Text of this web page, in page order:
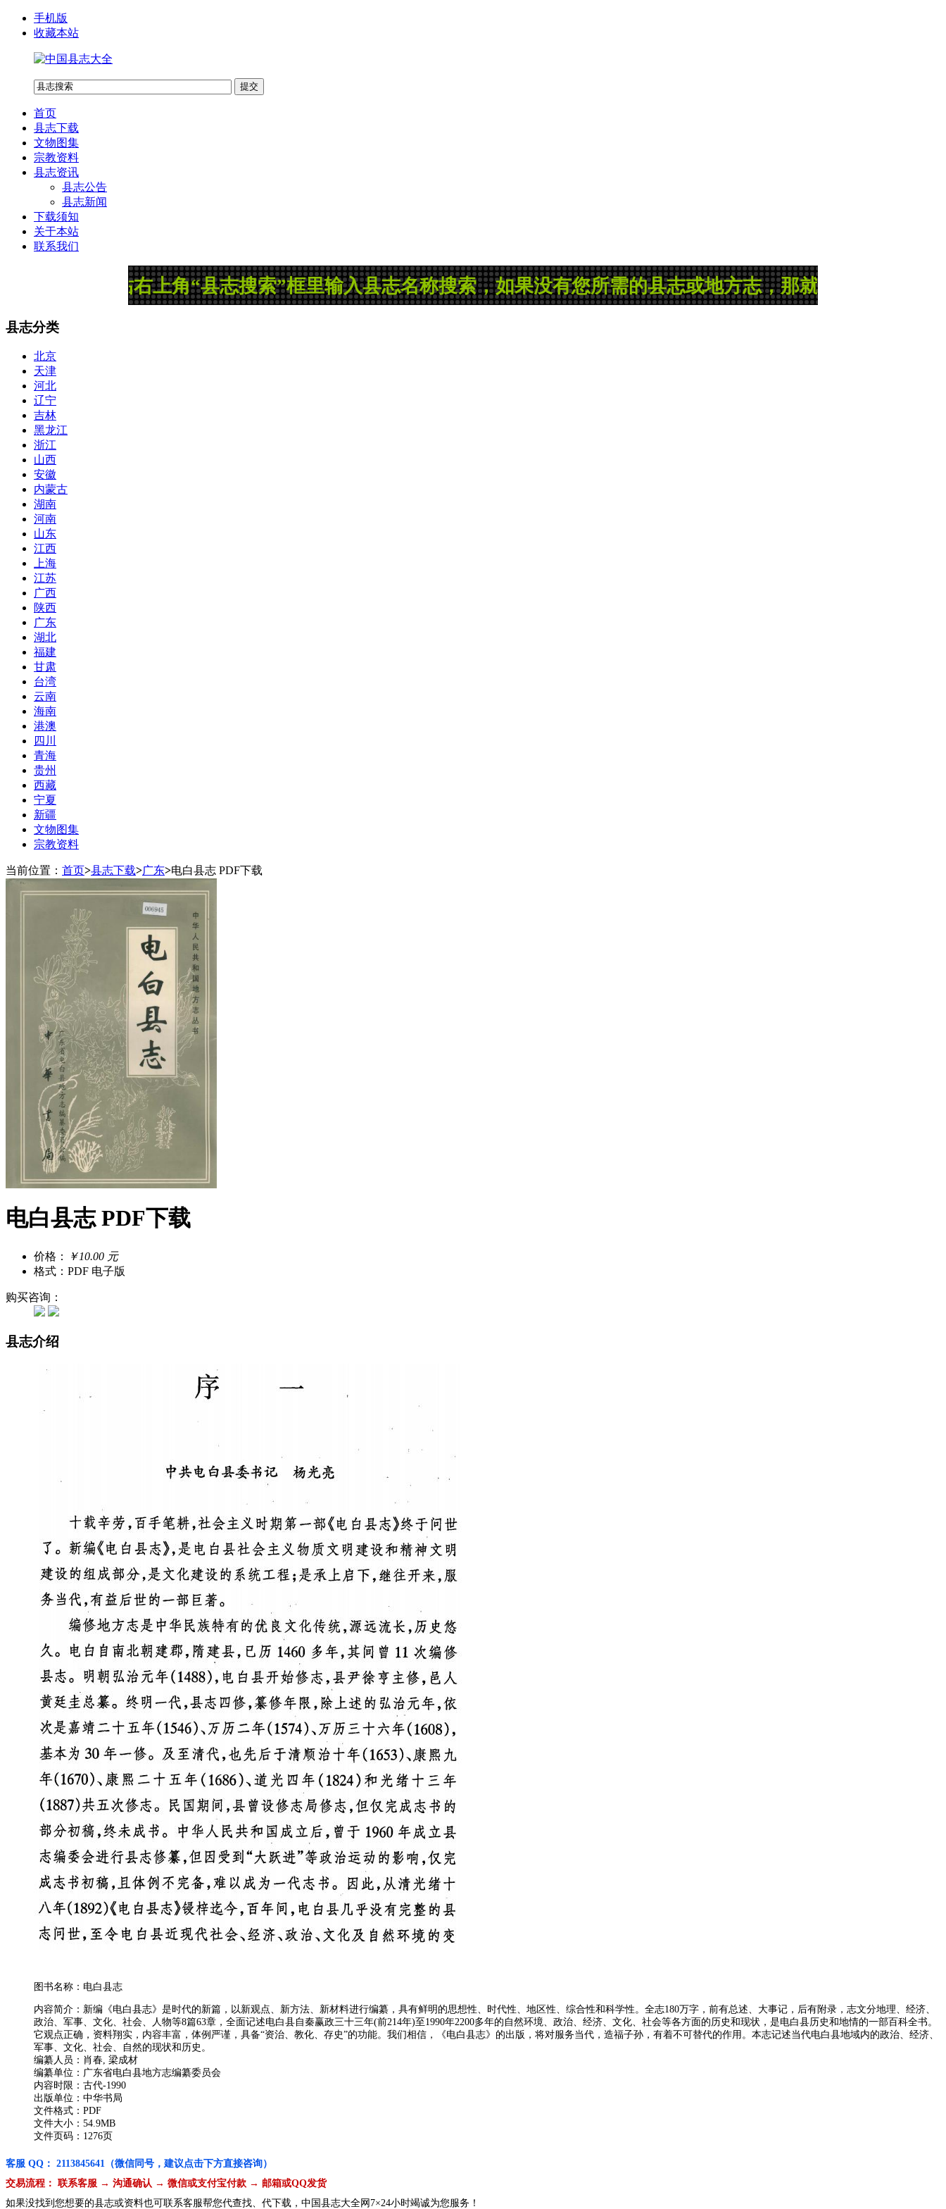
手机版
收藏本站
首页
县志下载
文物图集
宗教资料
县志资讯
县志公告
县志新闻
下载须知
关于本站
联系我们
以在网站右上角“县志搜索”框里输入县志名称搜索，如果没有您所需的县志或地方志，那就是管理员正在忙碌
县志分类
北京
天津
河北
辽宁
吉林
黑龙江
浙江
山西
安徽
内蒙古
湖南
河南
山东
江西
上海
江苏
广西
陕西
广东
湖北
福建
甘肃
台湾
云南
海南
港澳
四川
青海
贵州
西藏
宁夏
新疆
文物图集
宗教资料
当前位置： 首页>县志下载>广东>电白县志 PDF下载
电白县志 PDF下载
价格：
￥10.00 元
格式：PDF 电子版
购买咨询：
县志介绍
图书名称：电白县志
内容简介：新编《电白县志》是时代的新篇，以新观点、新方法、新材料进行编纂，具有鲜明的思想性、时代性、地区性、综合性和科学性。全志180万字，前有总述、大事记，后有附录，志文分地理、经济、
政治、军事、文化、社会、人物等8篇63章，全面记述电白县自秦赢政三十三年(前214年)至1990年2200多年的自然环境、政治、经济、文化、社会等各方面的历史和现状，是电白县历史和地情的一部百科全书。
它观点正确，资料翔实，内容丰富，体例严谨，具备“资治、教化、存史”的功能。我们相信，《电白县志》的出版，将对服务当代，造福子孙，有着不可替代的作用。本志记述当代电白县地域内的政治、经济、
军事、文化、社会、自然的现状和历史。
编纂人员：肖春, 梁成材
编纂单位：广东省电白县地方志编纂委员会
内容时限：古代-1990
出版单位：中华书局
文件格式：PDF
文件大小：54.9MB
文件页码：1276页
客服 QQ： 2113845641（微信同号，建议点击下方直接咨询）
交易流程： 联系客服 → 沟通确认 → 微信或支付宝付款 → 邮箱或QQ发货
如果没找到您想要的县志或资料也可联系客服帮您代查找、代下载，中国县志大全网7×24小时竭诚为您服务！